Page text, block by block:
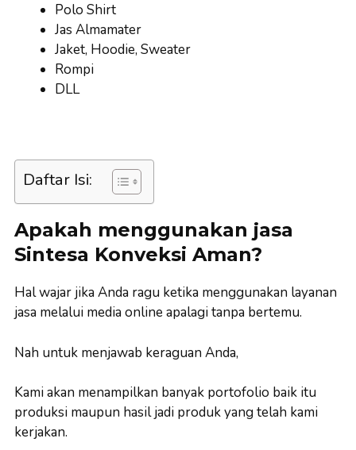
Polo Shirt
Jas Almamater
Jaket, Hoodie, Sweater
Rompi
DLL
Daftar Isi:
Apakah menggunakan jasa
Sintesa Konveksi Aman?
Hal wajar jika Anda ragu ketika menggunakan layanan
jasa melalui media online apalagi tanpa bertemu.
Nah untuk menjawab keraguan Anda,
Kami akan menampilkan banyak portofolio baik itu
produksi maupun hasil jadi produk yang telah kami
kerjakan.